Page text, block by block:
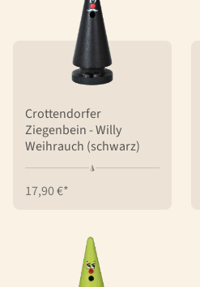
Crottendorfer
Ziegenbein - Willy
Weihrauch (schwarz)
17,90 €*